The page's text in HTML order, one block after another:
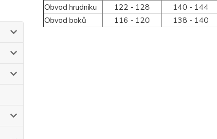
Obvod hrudníku
122 - 128 140 - 144
Obvod boků
116 - 120 138 - 140